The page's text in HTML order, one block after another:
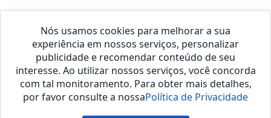
Nós usamos cookies para melhorar a sua
experiência em nossos serviços, personalizar
publicidade e recomendar conteúdo de seu
interesse. Ao utilizar nossos serviços, você concorda
com tal monitoramento. Para obter mais detalhes,
por favor consulte a nossaPolítica de Privacidade